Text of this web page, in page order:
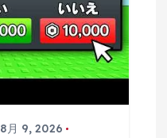
8月 9, 2026